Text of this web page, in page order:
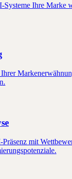
Ihre Marke
mit